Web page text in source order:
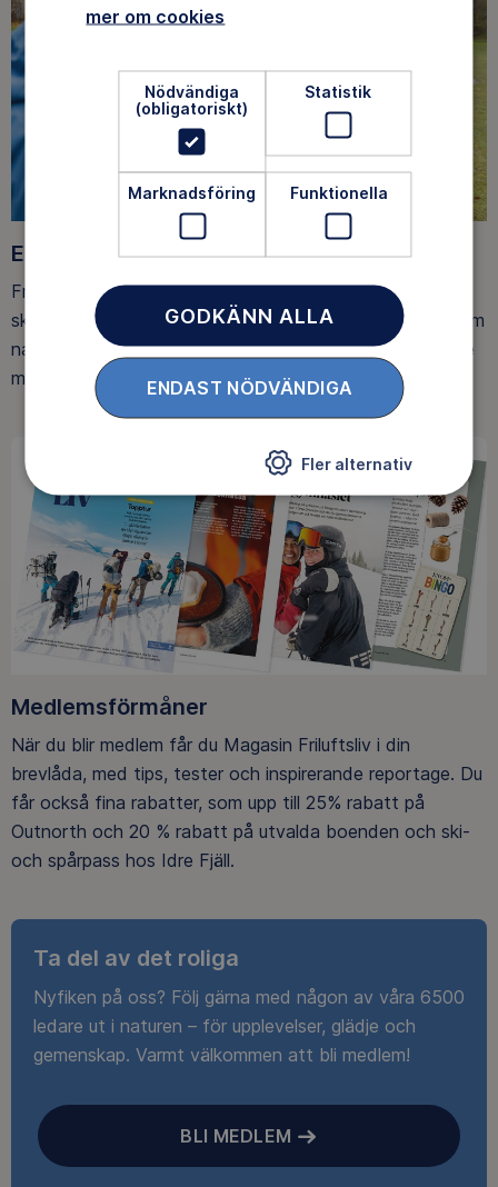
Ett friluftsliv för alla
Friluftsfrämjandet arbetar för att så många som möjligt
ska upptäcka den rörelseglädje och de hälsoeffekter som
naturen ger. Som medlem bidrar du också till vårt arbete
med att skydda allemansrätten.
Medlemsförmåner
När du blir medlem får du Magasin Friluftsliv i din
brevlåda, med tips, tester och inspirerande reportage. Du
får också fina rabatter, som upp till 25% rabatt på
Outnorth och 20 % rabatt på utvalda boenden och ski-
och spårpass hos Idre Fjäll.
Ta del av det roliga
Nyfiken på oss? Följ gärna med någon av våra 6500
ledare ut i naturen – för upplevelser, glädje och
gemenskap. Varmt välkommen att bli medlem!
BLI MEDLEM
mer om cookies
Nödvändiga
(obligatoriskt)
Statistik
Marknadsföring Funktionella
GODKÄNN ALLA
ENDAST NÖDVÄNDIGA
Fler alternativ